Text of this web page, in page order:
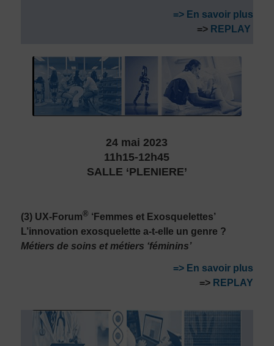
=> En savoir plus
=> REPLAY
24 mai 2023
11h15-12h45
SALLE ‘PLENIERE’
(3) UX-Forum® ‘Femmes et Exosquelettes’
L’innovation exosquelette a-t-elle un genre ?
Métiers de soins et métiers ‘féminins’
=> En savoir plus
=> REPLAY